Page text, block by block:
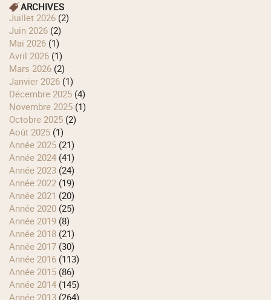
ARCHIVES
juillet 2026 (2)
juin 2026 (2)
mai 2026 (1)
avril 2026 (1)
mars 2026 (2)
janvier 2026 (1)
décembre 2025 (4)
novembre 2025 (1)
octobre 2025 (2)
août 2025 (1)
année 2025 (21)
année 2024 (41)
année 2023 (24)
année 2022 (19)
année 2021 (20)
année 2020 (25)
année 2019 (8)
année 2018 (21)
année 2017 (30)
année 2016 (113)
année 2015 (86)
année 2014 (145)
année 2013 (264)